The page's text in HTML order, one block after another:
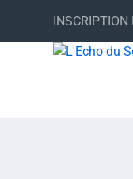
INSCRIPTION